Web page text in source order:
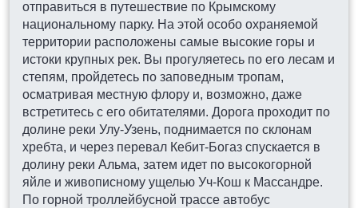
отправиться в путешествие по Крымскому
национальному парку. На этой особо охраняемой
территории расположены самые высокие горы и
истоки крупных рек. Вы прогуляетесь по его лесам и
степям, пройдетесь по заповедным тропам,
осматривая местную флору и, возможно, даже
встретитесь с его обитателями. Дорога проходит по
долине реки Улу-Узень, поднимается по склонам
хребта, и через перевал Кебит-Богаз спускается в
долину реки Альма, затем идет по высокогорной
яйле и живописному ущелью Уч-Кош к Массандре.
По горной троллейбусной трассе автобус